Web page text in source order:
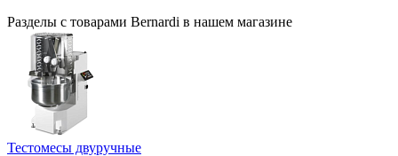
Разделы с товарами Bernardi в нашем магазине
Тестомесы двуручные